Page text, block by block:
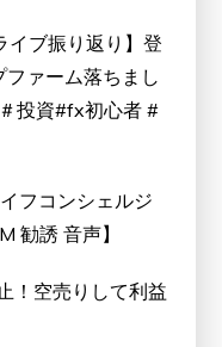
ブ振り返り】登
ァーム落ちまし
投資#fx初心者 #
フコンシェルジ
勧誘 音声】
！空売りして利益